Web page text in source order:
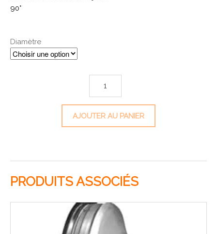
90°
Diamètre
AJOUTER AU PANIER
PRODUITS ASSOCIÉS